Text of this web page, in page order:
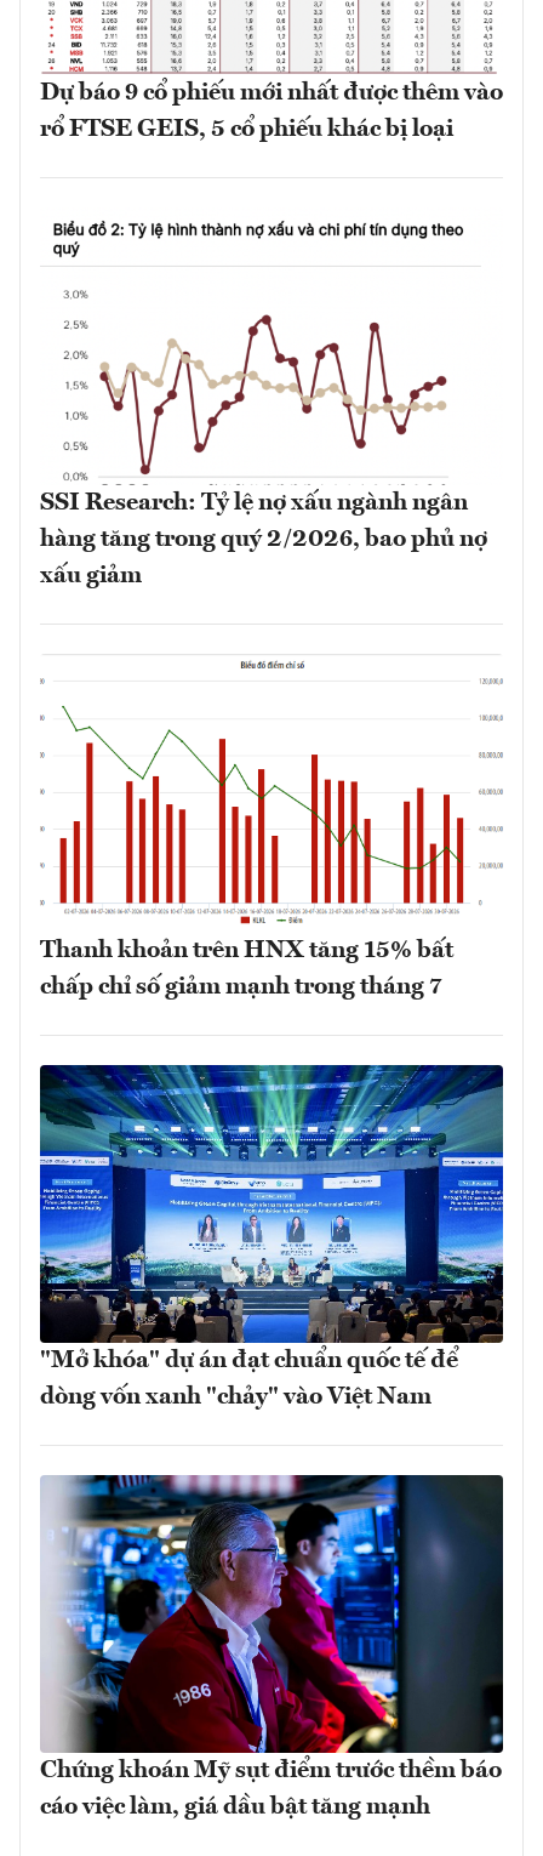
Dự báo 9 cổ phiếu mới nhất được thêm vào
rổ FTSE GEIS, 5 cổ phiếu khác bị loại
SSI Research: Tỷ lệ nợ xấu ngành ngân
hàng tăng trong quý 2/2026, bao phủ nợ
xấu giảm
Thanh khoản trên HNX tăng 15% bất
chấp chỉ số giảm mạnh trong tháng 7
"Mở khóa" dự án đạt chuẩn quốc tế để
dòng vốn xanh "chảy" vào Việt Nam
Chứng khoán Mỹ sụt điểm trước thềm báo
cáo việc làm, giá dầu bật tăng mạnh